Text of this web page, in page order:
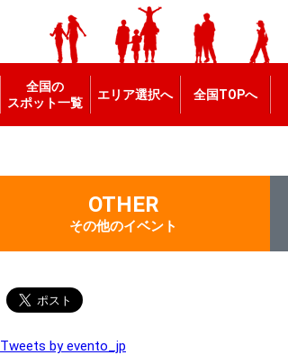
全国の
スポット一覧
エリア選択へ 全国TOPへ
OTHER
その他のイベント
Tweets by evento_jp